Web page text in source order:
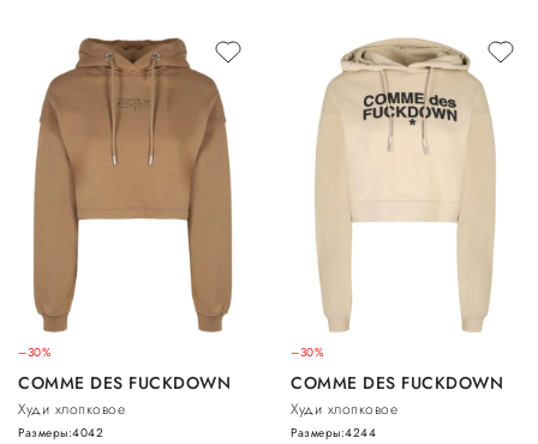
–30%
COMME DES FUCKDOWN
Худи хлопковое
Размеры:4042
–30%
COMME DES FUCKDOWN
Худи хлопковое
Размеры:4244